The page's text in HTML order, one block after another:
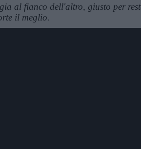
al fianco dell'altro, giusto per
il meglio.